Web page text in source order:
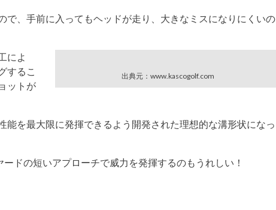
で、手前に入ってもヘッドが走り、大きなミスになりにくいの
出典元：www.kascogolf.com
によ
するこ
ットが
能を最大限に発揮できるよう開発された理想的な溝形状になっ
ドの短いアプローチで威力を発揮するのもうれしい！